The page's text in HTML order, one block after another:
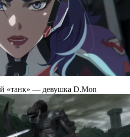
«танк» — девушка D.Mon